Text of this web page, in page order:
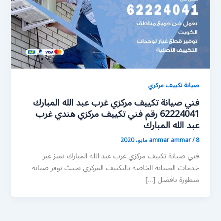
صيانة تكييف مركزي
فني صيانة تكييف مركزي غرب عبد الله المبارك
62224041 رقم فني تكييف مركزي هندي غرب
عبد الله المبارك
ammar ammar/8 مايو، 2020
فني صيانة تكييف مركزي غرب عبد الله المبارك تميز عبر
خدمات الصيانة الخاصة بالتكييف المركزي بحيث نوفر صيانة
متطورة بافضل […]